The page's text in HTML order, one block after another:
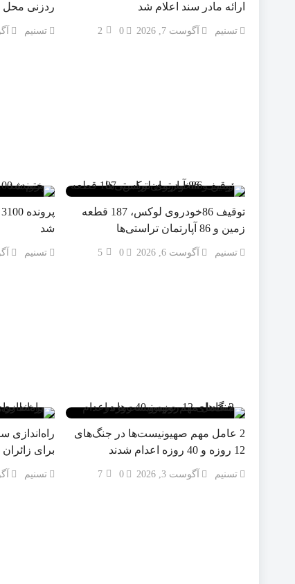
ارائه مادر سند اعلام شد
تسنیم آگوست 7, 2026 0
2
ردزنی محل
تسنیم
توقیف 86خودروی لوکس، 187 قطعه
زمین و 86 آپارتمان تراستی‌ها
تسنیم آگوست 6, 2026 0
5
شد
تسنیم
2 عامل مهم صهیونیست‌ها در جنگ‌های
12 روزه و 40 روزه اعدام شدند
تسنیم آگوست 3, 2026 0
7
راه‌اندازی
برای
تسنیم